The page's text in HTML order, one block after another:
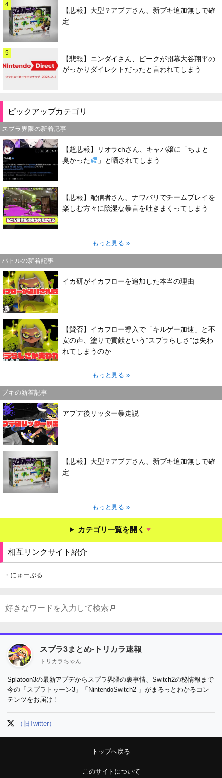
4
【悲報】大型？アプデさん、新ブキ追加無しで確
定
5
【悲報】ニンダイさん、ピークが開幕大谷翔平の
がっかりダイレクトだったと言われてしまう
ピックアップカテゴリ
スプラ界隈の新着記事
【超悲報】リオラchさん、キャバ嬢に「ちょと
臭かった
」と晒されてしまう
【悲報】配信者さん、ナワバリでチームプレイを
楽しむ方々に陰湿な暴言を吐きまくってしまう
もっと見る »
バトルの新着記事
イカ研がイカフローを追加した本当の理由
【賛否】イカフロー導入で「キルゲー加速」と不
安の声、塗りで貢献という”スプラらしさ”は失わ
れてしまうのか
もっと見る »
ブキの新着記事
アプデ後リッター暴走説
【悲報】大型？アプデさん、新ブキ追加無しで確
定
もっと見る »
カテゴリ一覧を開く
相互リンクサイト紹介
・にゅーぷる
スプラ3まとめ-トリカラ速報
トリカラちゃん
Splatoon3の最新アプデからスプラ界隈の裏事情、Switch2の秘情報まで
今の「スプラトゥーン3」「NintendoSwitch2 」がまるっとわかるコン
テンツをお届け！
（旧Twitter）
トップへ戻る
このサイトについて